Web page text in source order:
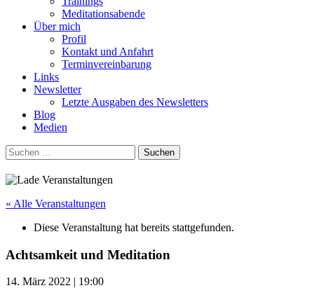
Meditationsabende
Über mich
Profil
Kontakt und Anfahrt
Terminvereinbarung
Links
Newsletter
Letzte Ausgaben des Newsletters
Blog
Medien
Suchen
nach:
« Alle Veranstaltungen
Diese Veranstaltung hat bereits stattgefunden.
Achtsamkeit und Meditation
14. März 2022 | 19:00